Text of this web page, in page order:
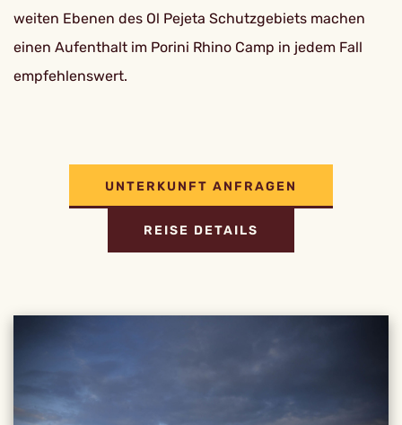
weiten Ebenen des Ol Pejeta Schutzgebiets machen
einen Aufenthalt im Porini Rhino Camp in jedem Fall
empfehlenswert.
UNTERKUNFT ANFRAGEN
REISE DETAILS